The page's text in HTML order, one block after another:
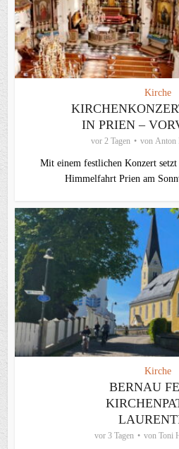
Kirche
IN PRIEN –
vor 2 Tagen von Anton
Mit einem festlichen Konzert
Himmelfahrt Prien am
Kirche
BERNAU
vor 3 Tagen von Toni